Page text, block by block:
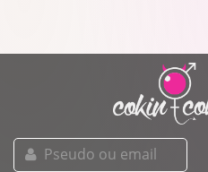
pseudo
ou
email